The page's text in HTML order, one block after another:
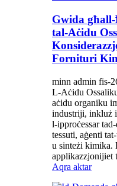
Gwida
tal-Aċidu
Fornituri
minn admin fis-
L-Aċidu
aċidu organiku
industriji, inkluż
l-ipproċessar
tessuti, aġenti
u sinteżi kimika.
applikazzjonijiet
Aqra aktar